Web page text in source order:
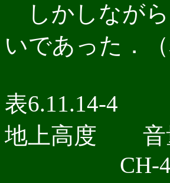
しかしながら
いであった．
表6.11.14-4
地上高度 音
CH-46E